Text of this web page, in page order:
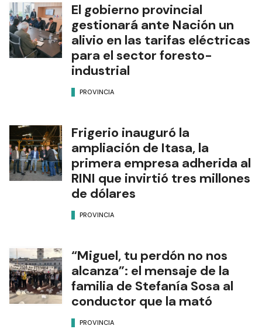
El gobierno provincial
gestionará ante Nación un
alivio en las tarifas eléctricas
para el sector foresto-
industrial
PROVINCIA
Frigerio inauguró la
ampliación de Itasa, la
primera empresa adherida al
RINI que invirtió tres millones
de dólares
PROVINCIA
“Miguel, tu perdón no nos
alcanza”: el mensaje de la
familia de Stefanía Sosa al
conductor que la mató
PROVINCIA